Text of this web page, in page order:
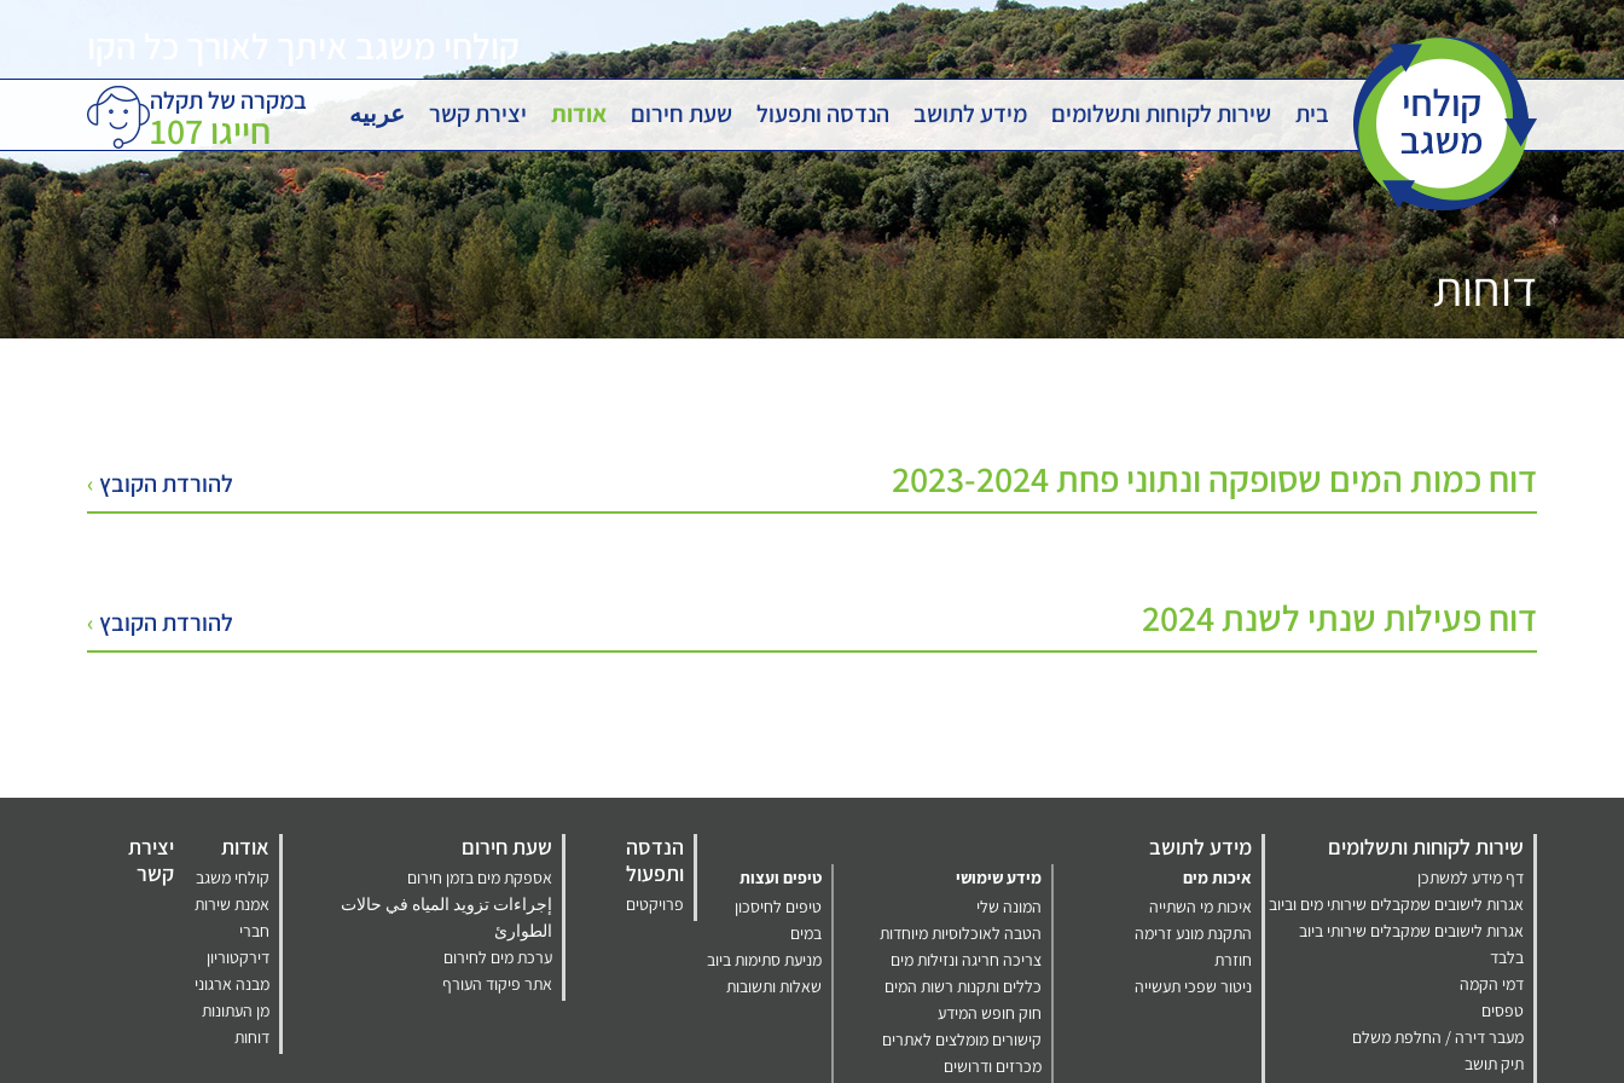
Skip
to
content
בית
שירות לקוחות ותשלומים מידע לתושב הנדסה ותפעול שעת חירום אודות יצירת קשר عربيه במקרה של תקלה
חייגו 107
קולחי משגב איתך לאורך כל הקו
דוחות
דוח כמות המים שסופקה ונתוני פחת 2023-2024 להורדת הקובץ ›
דוח פעילות שנתי לשנת 2024 להורדת הקובץ ›
שירות לקוחות ותשלומים
דף מידע למשתכן
אגרות לישובים שמקבלים שירותי מים וביוב
אגרות לישובים שמקבלים שירותי ביוב
בלבד
דמי הקמה
טפסים
מעבר דירה / החלפת משלם
תיק תושב
מידע לתושב
איכות מים
איכות מי השתייה
התקנת מונע זרימה
חוזרת
ניטור שפכי תעשייה
מידע שימושי
המונה שלי
הטבה לאוכלוסיות מיוחדות
צריכה חריגה ונזילות מים
כללים ותקנות רשות המים
חוק חופש המידע
קישורים מומלצים לאתרים
מכרזים ודרושים
טיפים ועצות
טיפים לחיסכון
במים
מניעת סתימות ביוב
שאלות ותשובות
הנדסה
ותפעול
פרויקטים
שעת חירום
אספקת מים בזמן חירום
إجراءات تزويد المياه في حالات
الطوارئ
ערכת מים לחירום
אתר פיקוד העורף
אודות
קולחי משגב
אמנת שירות
חברי
דירקטוריון
מבנה ארגוני
מן העתונות
דוחות
יצירת
קשר